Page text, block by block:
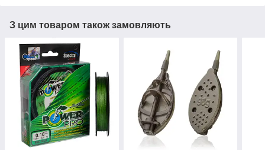
З цим товаром також замовляють